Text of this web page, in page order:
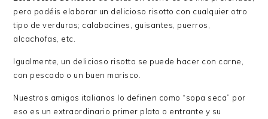
pero podéis elaborar un delicioso risotto con cualquier otro
tipo de verduras; calabacines, guisantes, puerros,
alcachofas, etc.
Igualmente, un delicioso risotto se puede hacer con carne,
con pescado o un buen marisco.
Nuestros amigos italianos lo definen como “sopa seca” por
eso es un extraordinario primer plato o entrante y su